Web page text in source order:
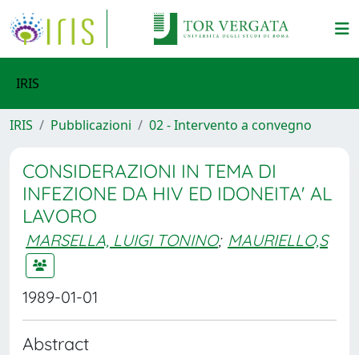
IRIS
IRIS Pubblicazioni 02 - Intervento a convegno
CONSIDERAZIONI IN TEMA DI
INFEZIONE DA HIV ED IDONEITA' AL
LAVORO
MARSELLA, LUIGI TONINO; MAURIELLO,S
1989-01-01
Abstract